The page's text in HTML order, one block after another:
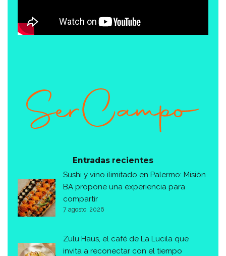
Entradas recientes
Sushi y vino ilimitado en Palermo: Misión
BA propone una experiencia para
compartir
7 agosto, 2026
Zulu Haus, el café de La Lucila que
invita a reconectar con el tiempo